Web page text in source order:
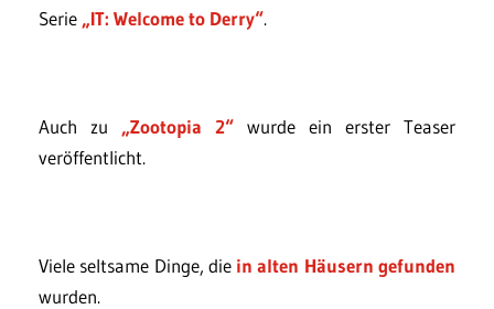
Serie „IT: Welcome to Derry“.
Auch zu „Zootopia 2“ wurde ein erster Teaser
veröffentlicht.
Viele seltsame Dinge, die in alten Häusern gefunden
wurden.